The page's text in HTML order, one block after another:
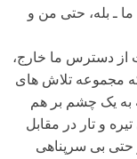
ـ بله، حتی من و
از دسترس ما خارج،
مجموعه تلاش های
به یک چشم بر هم
و تار در مقابل
حتی بی سرپناهی